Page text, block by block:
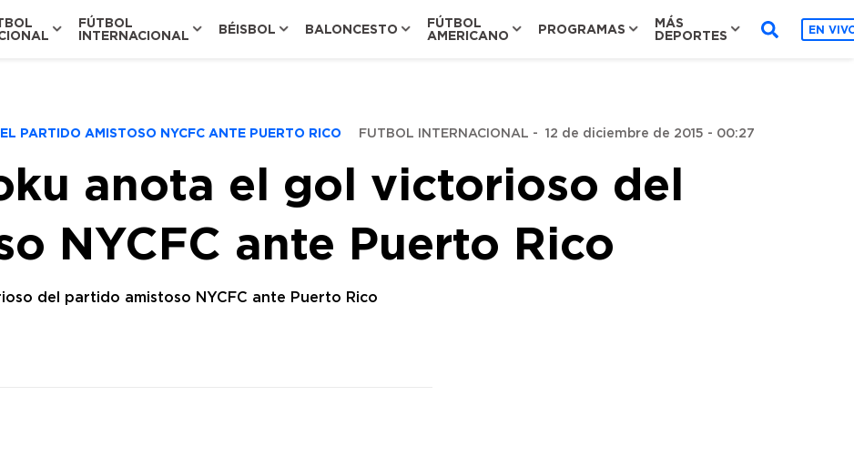
FÚTBOL
INTERNACIONAL
BÉISBOL BALONCESTO
FÚTBOL
AMERICANO
PROGRAMAS
MÁS
DEPORTES
EN
PARTIDO AMISTOSO NYCFC ANTE PUERTO RICO FUTBOL INTERNACIONAL - 12 de diciembre de 2015 - 00:27
anota el gol victorioso del
NYCFC ante Puerto Rico